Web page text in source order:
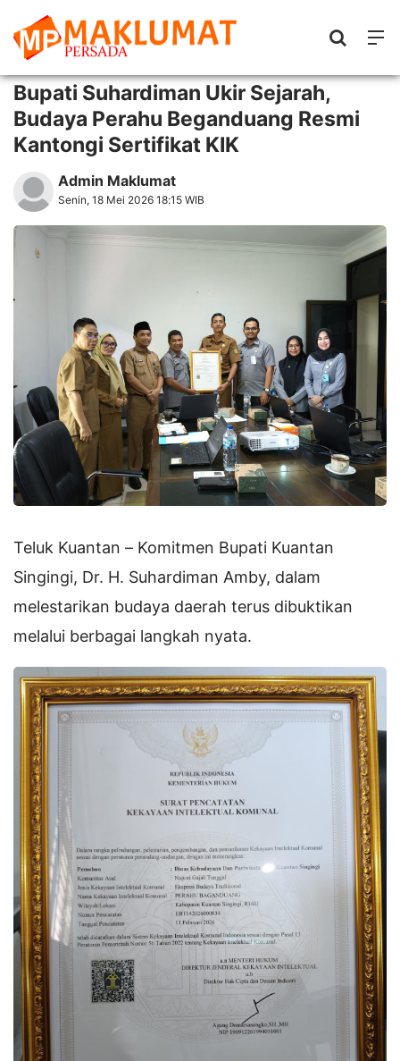
Bupati Suhardiman Ukir Sejarah,
Budaya Perahu Beganduang Resmi
Kantongi Sertifikat KIK
Admin Maklumat
Senin, 18 Mei 2026 18:15 WIB
Teluk Kuantan – Komitmen Bupati Kuantan
Singingi, Dr. H. Suhardiman Amby, dalam
melestarikan budaya daerah terus dibuktikan
melalui berbagai langkah nyata.